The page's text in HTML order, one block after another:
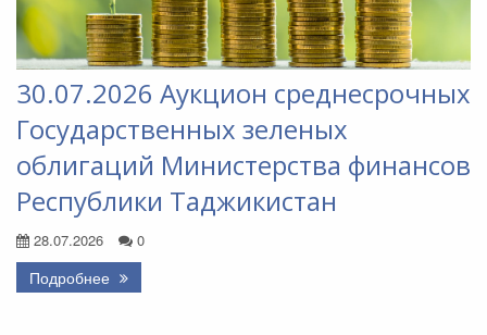
30.07.2026 Аукцион среднесрочных
Государственных зеленых
облигаций Министерства финансов
Республики Таджикистан
28.07.2026 0
Подробнее